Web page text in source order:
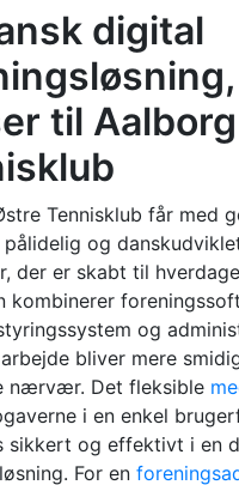
digital
til
Tennisklub får med
pålidelig og
der er skabt til
kombinerer
og
bliver mere
nærvær. Det fleksible
i en enkel
sikkert og effektivt i en
For en